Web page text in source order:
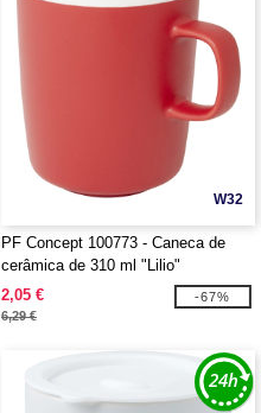
W32
PF Concept 100773 - Caneca de
cerâmica de 310 ml "Lilio"
2,05 €
6,29 €
-67%